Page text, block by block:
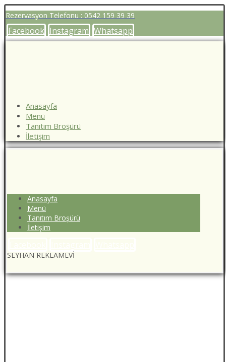
Rezervasyon Telefonu : 0542 159 39 39
Facebook Instagram Whatsapp
Anasayfa
Menü
Tanıtım Broşürü
İletişim
Anasayfa
Menü
Tanıtım Broşürü
İletişim
SEYHAN REKLAMEVİ